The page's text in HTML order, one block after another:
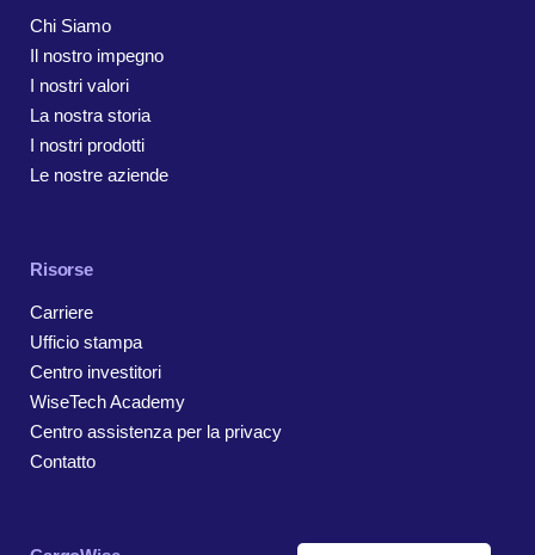
Chi Siamo
Il nostro impegno
I nostri valori
La nostra storia
I nostri prodotti
Le nostre aziende
Risorse
Carriere
Ufficio stampa
Centro investitori
WiseTech Academy
Centro assistenza per la privacy
Contatto